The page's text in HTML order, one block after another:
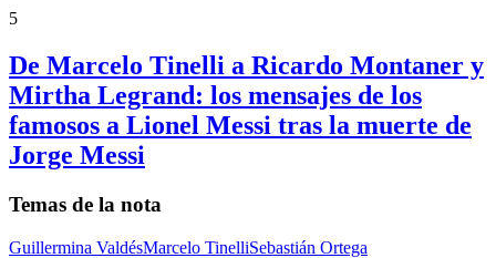
5
De Marcelo Tinelli a Ricardo Montaner y
Mirtha Legrand: los mensajes de los
famosos a Lionel Messi tras la muerte de
Jorge Messi
Temas de la nota
Guillermina ValdésMarcelo TinelliSebastián Ortega